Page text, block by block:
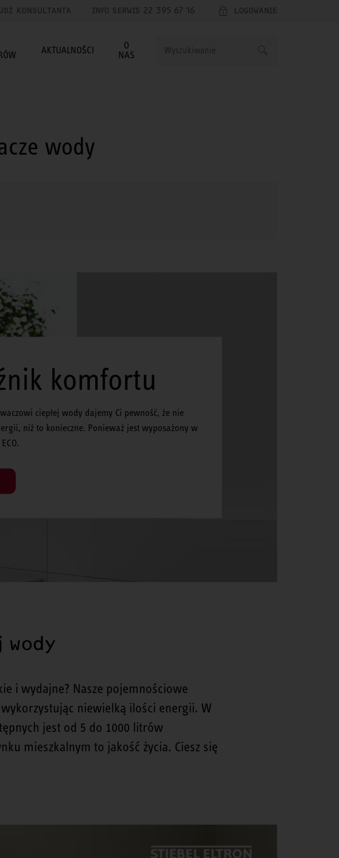
KONSULTANTA INFO SERWIS 22 395 67 16 LOGOWANIE
AKTUALNOŚCI
O
NAS
wody
komfortu
ciepłej wody dajemy Ci pewność, że nie
niż to konieczne. Ponieważ jest wyposażony w
wody
i wydajne? Nasze pojemnościowe
niewielką ilości energii. W
jest od 5 do 1000 litrów
mieszkalnym to jakość życia. Ciesz się